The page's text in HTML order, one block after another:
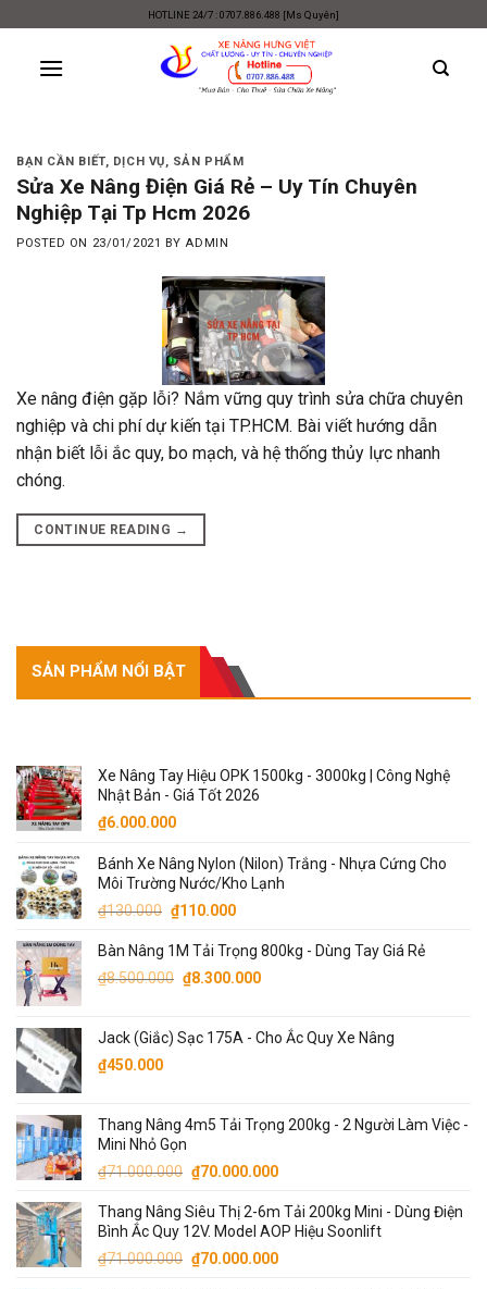
content
HOTLINE 24/7 : 0707.886.488 [Ms Quyên]
BẠN CẦN BIẾT, DỊCH VỤ, SẢN PHẨM
Sửa Xe Nâng Điện Giá Rẻ – Uy Tín Chuyên
Nghiệp Tại Tp Hcm 2026
POSTED ON 23/01/2021 BYADMIN
Xe nâng điện gặp lỗi? Nắm vững quy trình sửa chữa chuyên
nghiệp và chi phí dự kiến tại TP.HCM. Bài viết hướng dẫn
nhận biết lỗi ắc quy, bo mạch, và hệ thống thủy lực nhanh
chóng.
CONTINUE READING →
SẢN PHẨM NỔI BẬT
Xe Nâng Tay Hiệu OPK 1500kg - 3000kg | Công Nghệ
Nhật Bản - Giá Tốt 2026
₫6.000.000
Bánh Xe Nâng Nylon (Nilon) Trắng - Nhựa Cứng Cho
Môi Trường Nước/Kho Lạnh
₫130.000 Giá
là:
₫130.000.
₫110.000Giá
tại
là:
Bàn Nâng 1M Tải Trọng 800kg - Dùng Tay Giá Rẻ
₫8.500.000 Giá
₫8.500.000.
₫8.300.000Giá
là:
Jack (Giắc) Sạc 175A - Cho Ắc Quy Xe Nâng
₫450.000
Thang Nâng 4m5 Tải Trọng 200kg - 2 Người Làm Việc -
Mini Nhỏ Gọn
₫71.000.000 Giá
là:
₫71.000.000.
₫70.000.000Giá
tại
là:
₫70.000.000.
Thang Nâng Siêu Thị 2-6m Tải 200kg Mini - Dùng Điện
Bình Ắc Quy 12V. Model AOP Hiệu Soonlift
₫71.000.000 Giá
₫70.000.000Giá